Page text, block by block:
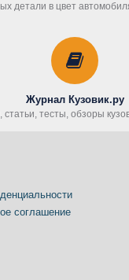
детали в цвет
Журнал Кузовик.ру
статьи, тесты, обзоры
соглашение